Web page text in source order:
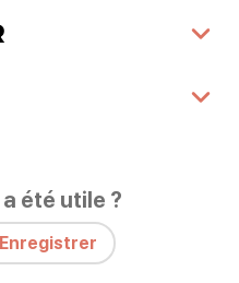
été utile ?
Enregistrer